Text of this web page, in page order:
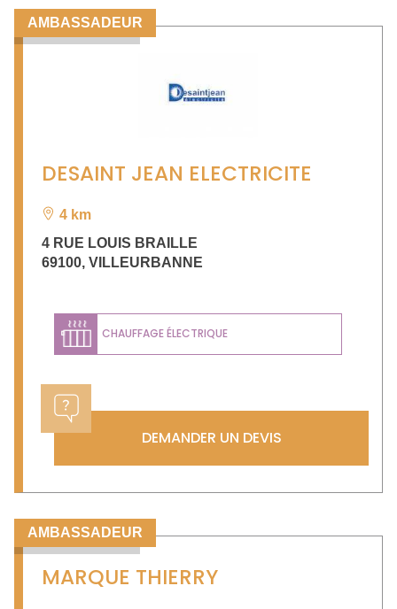
AMBASSADEUR
DESAINT JEAN ELECTRICITE
4 km
4 RUE LOUIS BRAILLE
69100, VILLEURBANNE
CHAUFFAGE ÉLECTRIQUE
DEMANDER UN DEVIS
AMBASSADEUR
MARQUE THIERRY